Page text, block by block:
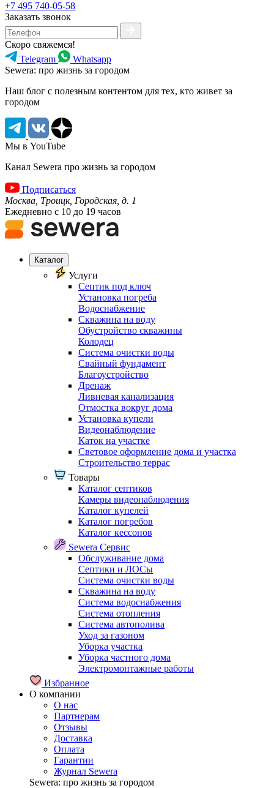
+7 495 740-05-58
Заказать звонок
Скоро свяжемся!
Telegram
Whatsapp
Sewera: про жизнь за городом
Наш блог c полезным контентом для тех, кто живет за
городом
Мы в YouTube
Канал Sewera про жизнь за городом
Подписаться
Москва, Троицк, Городская, д. 1
Ежедневно с 10 до 19 часов
Каталог
Услуги
Септик под ключ
Установка погреба
Водоснабжение
Скважина на воду
Обустройство скважины
Колодец
Система очистки воды
Свайный фундамент
Благоустройство
Дренаж
Ливневая канализация
Отмостка вокруг дома
Установка купели
Видеонаблюдение
Каток на участке
Световое оформление дома и участка
Строительство террас
Товары
Каталог септиков
Камеры видеонаблюдения
Каталог купелей
Каталог погребов
Каталог кессонов
Sewera Сервис
Обслуживание дома
Септики и ЛОСы
Система очистки воды
Скважина на воду
Система водоснабжения
Система отопления
Система автополива
Уход за газоном
Уборка участка
Уборка частного дома
Электромонтажные работы
Избранное
О компании
О нас
Партнерам
Отзывы
Доставка
Оплата
Гарантии
Журнал Sewera
Sewera: про жизнь за городом